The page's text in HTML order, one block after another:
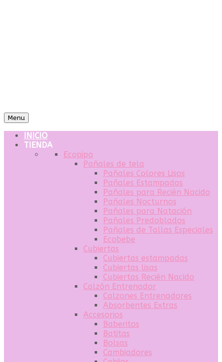
Menu
INICIO
TIENDA
Ecopipo
Pañales de tela
Pañales Colores Lisos
Pañales Estampados
Pañales para Recién Nacido
Pañales Nocturnos
Pañales para Natación
Pañales Predoblados
Pañales de Tallas Especiales
Ecobebe
Cubiertas
Cubiertas estampadas
Cubiertas lisas
Cubiertas Recién Nacido
Calzón Entrenador
Calzones Entrenadores
Absorbentes Extras
Accesorios
Baberitos
Batitas
Bolsas
Cambiadores